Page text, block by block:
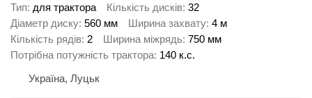
Тип для трактора Кількість дисків 32
Діаметр диску 560 мм Ширина захвату 4 м
Кількість рядів 2 Ширина міжрядь 750 мм
Потрібна потужність трактора 140 к.с.
Україна, Луцьк